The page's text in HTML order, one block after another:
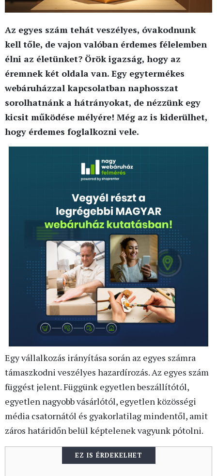
Az egyes szám tehát veszélyes, óvakodnunk
kell tőle, de vajon valóban érdemes félelemben
élni az életünket? Örök igazság, hogy az
éremnek két oldala van. Egy egytermékes
webáruházzal kapcsolatban naphosszat
sorolhatnánk a hátrányokat, de nézzünk egy
kicsit működése mélyére! Még az is kiderülhet,
hogy érdemes foglalkozni vele.
Egy vállalkozás irányítása során az egyes számra
támaszkodni veszélyes hazardírozás. Az egyes szám
függést jelent. Függünk egyetlen beszállítótól,
egyetlen nagyobb vásárlótól, egyetlen közösségi
média csatornától és gyakorlatilag mindentől, amit
záros határidőn belül képtelenek vagyunk pótolni.
EZ IS ÉRDEKELHET